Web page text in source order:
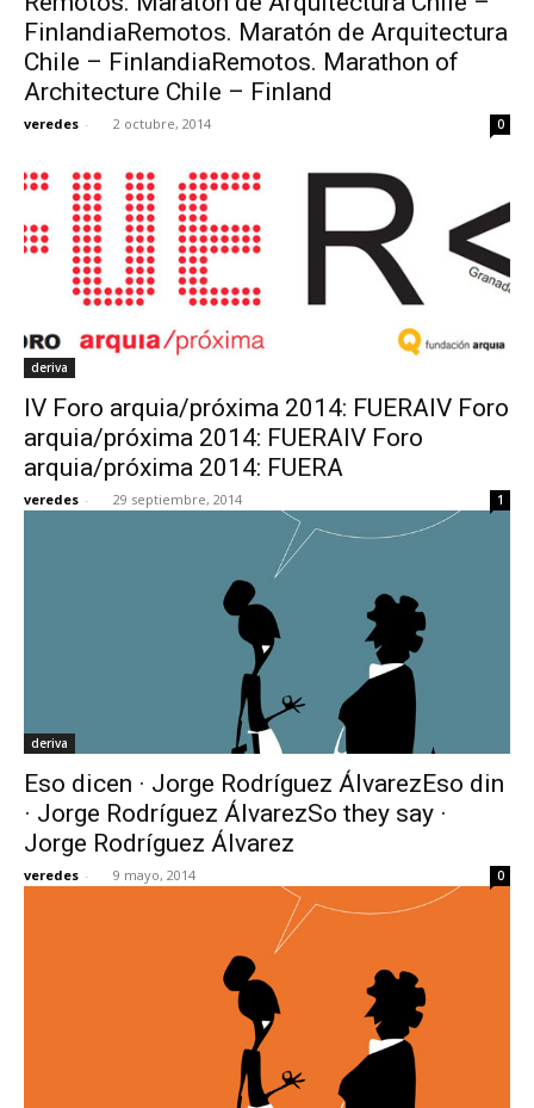
FinlandiaRemotos. Maratón de Arquitectura
Chile – FinlandiaRemotos. Marathon of
Architecture Chile – Finland
veredes - 2 octubre, 2014 0
deriva
IV Foro arquia/próxima 2014: FUERAIV Foro
arquia/próxima 2014: FUERAIV Foro
arquia/próxima 2014: FUERA
veredes - 29 septiembre, 2014 1
deriva
Eso dicen · Jorge Rodríguez ÁlvarezEso din
· Jorge Rodríguez ÁlvarezSo they say ·
Jorge Rodríguez Álvarez
veredes - 9 mayo, 2014 0